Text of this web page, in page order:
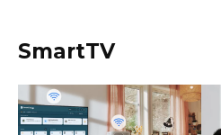
SmartTV